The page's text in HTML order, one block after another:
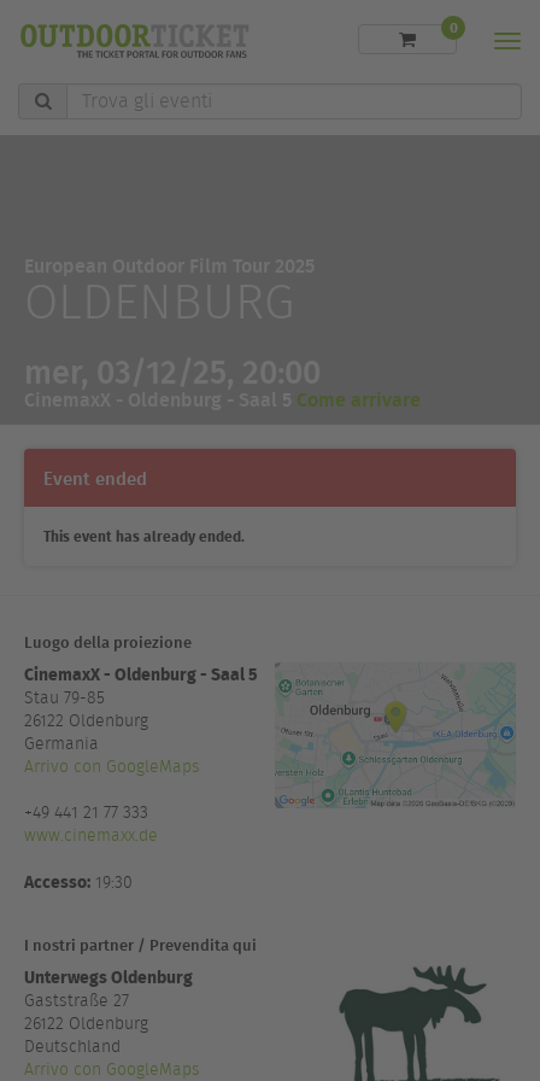
Trova
0
Come arrivare
Event ended
This event has already ended.
Luogo della proiezione
CinemaxX - Oldenburg - Saal 5
Stau 79-85
26122 Oldenburg
Germania
Arrivo con GoogleMaps
+49 441 21 77 333
www.cinemaxx.de
Accesso: 19:30
I nostri partner / Prevendita qui
Unterwegs Oldenburg
Gaststraße 27
26122 Oldenburg
Deutschland
Arrivo con GoogleMaps